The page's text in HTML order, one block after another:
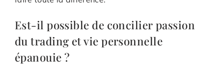
Est-il possible de concilier passion
du trading et vie personnelle
épanouie ?